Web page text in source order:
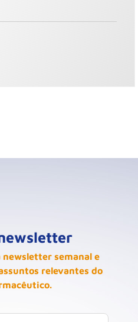
newsletter semanal e
relevantes do